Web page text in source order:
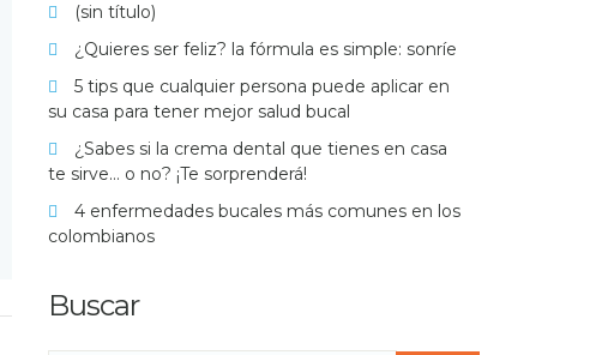
(sin título)
¿Quieres ser feliz? la fórmula es simple: sonríe
5 tips que cualquier persona puede aplicar en
su casa para tener mejor salud bucal
¿Sabes si la crema dental que tienes en casa
te sirve… o no? ¡Te sorprenderá!
4 enfermedades bucales más comunes en los
colombianos
Buscar